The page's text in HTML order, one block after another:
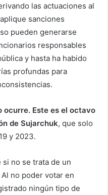
las actuaciones al
sanciones
pueden generarse
responsables
y hasta ha habido
profundas para
ocurre. Este es el octavo
de Sujarchuk, que solo
y 2023.
no se trata de un
no poder votar en
ningún tipo de